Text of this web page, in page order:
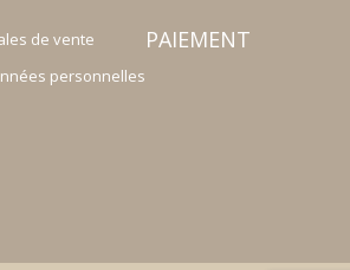
de vente
personnelles
PAIEMENT